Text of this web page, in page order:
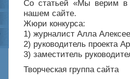
Со статьей «Мы верим в
нашем сайте.
Жюри конкурса:
1) журналист Алла
2) руководитель проекта
3) заместитель
Творческая группа сайта